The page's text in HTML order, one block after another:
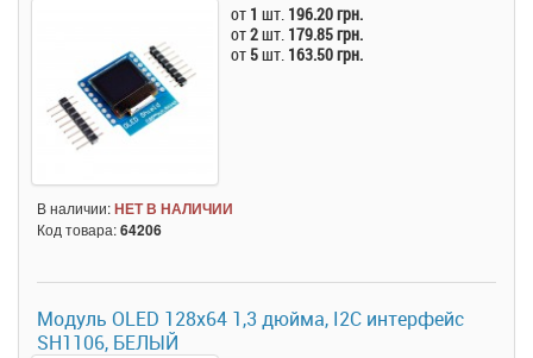
от 1 шт. 196.20 грн.
от2шт. 179.85 грн.
от 5шт. 163.50 грн.
В наличии:НЕТ В НАЛИЧИИ
Код товара:64206
Модуль OLED 128x64 1,3 дюйма, I2C интерфейс
SH1106, БЕЛЫЙ